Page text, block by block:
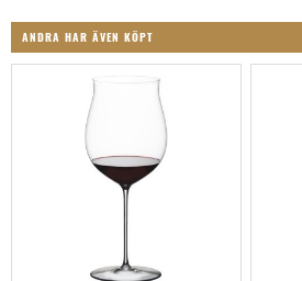
ANDRA HAR ÄVEN KÖPT